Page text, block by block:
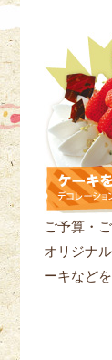
ご予算・
オリジナ
ーキなど